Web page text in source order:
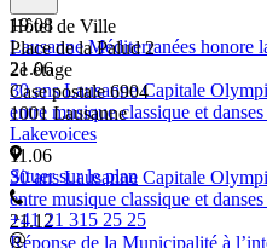
19.08
Lausanne Méditerranées honore
21.06
30 ans Lausanne Capitale
entre musique classique et
Lakevoices
11.06
30 ans Lausanne Capitale
entre musique classique et
21.12
Réponse de la Municipalité à
Hôtel de Ville
Place de la Palud 2
2e étage
Case postale 6904
1001 Lausanne
Situer sur le plan
+41 21 315 25 25